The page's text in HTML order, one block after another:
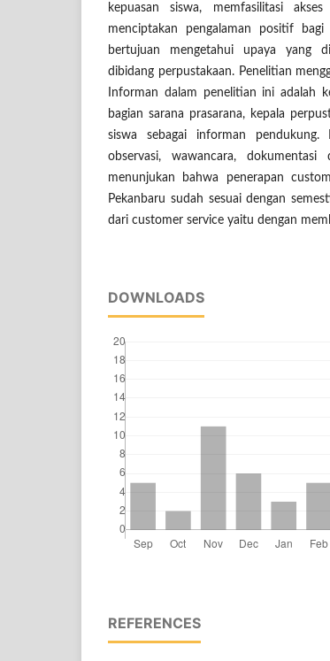
kepuasan siswa, memfasilitasi
menciptakan pengalaman positif
bertujuan mengetahui upaya yang
dibidang perpustakaan. Penelitian
Informan dalam penelitian ini adalah
bagian sarana prasarana, kepala
siswa sebagai informan pendukung.
observasi, wawancara,
menunjukan bahwa penerapan
Pekanbaru sudah sesuai dengan
dari customer service yaitu dengan
DOWNLOADS
REFERENCES